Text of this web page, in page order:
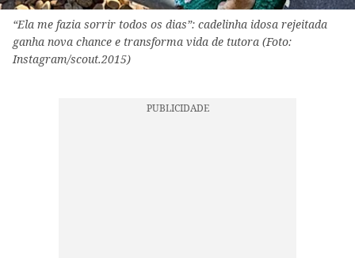
“Ela me fazia sorrir todos os dias”: cadelinha idosa rejeitada
ganha nova chance e transforma vida de tutora (Foto:
Instagram/scout.2015)